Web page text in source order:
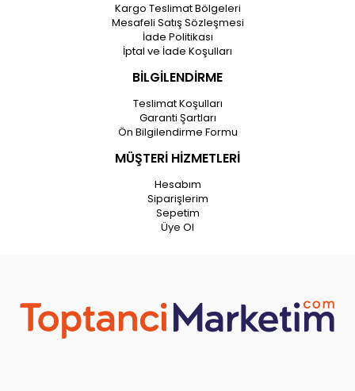
Kargo Teslimat Bölgeleri
Mesafeli Satış Sözleşmesi
İade Politikası
İptal ve İade Koşulları
BİLGİLENDİRME
Teslimat Koşulları
Garanti Şartları
Ön Bilgilendirme Formu
MÜŞTERİ HİZMETLERİ
Hesabım
Siparişlerim
Sepetim
Üye Ol